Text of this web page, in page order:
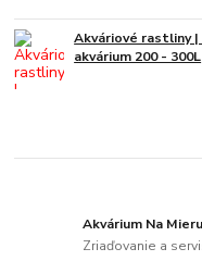
Akváriové rastliny |
akvárium 200 - 300L
Akvárium Na Mieru
Zriaďovanie a